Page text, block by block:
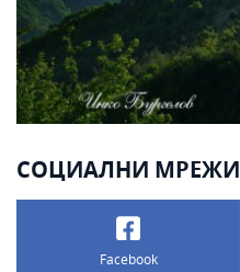
СОЦИАЛНИ МРЕЖИ
Facebook